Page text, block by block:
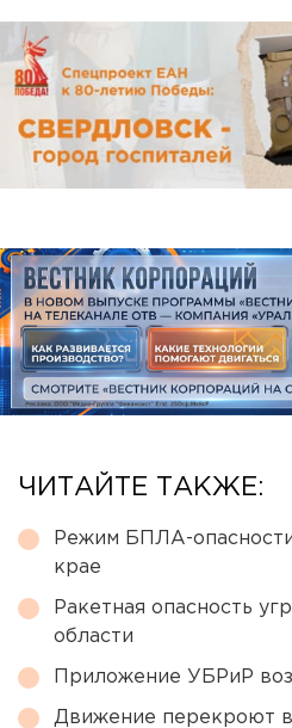
ЧИТАЙТЕ ТАКЖЕ:
Режим БПЛА-
крае
Ракетная опасность
области
Приложение УБРиР
Движение перекроют